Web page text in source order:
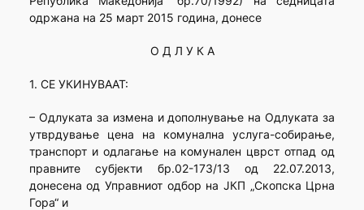
одржана на 25 март 2015 година, донесе
О Д Л У К А
1. СЕ УКИНУВААТ:
– Одлуката за измена и дополнување на Одлуката за
утврдување цена на комунална услуга-собирање,
транспорт и одлагање на комунален цврст отпад од
правните субјекти бр.02-173/13 од 22.07.2013,
донесена од Управниот одбор на ЈКП „Скопска Црна
Гора“ и